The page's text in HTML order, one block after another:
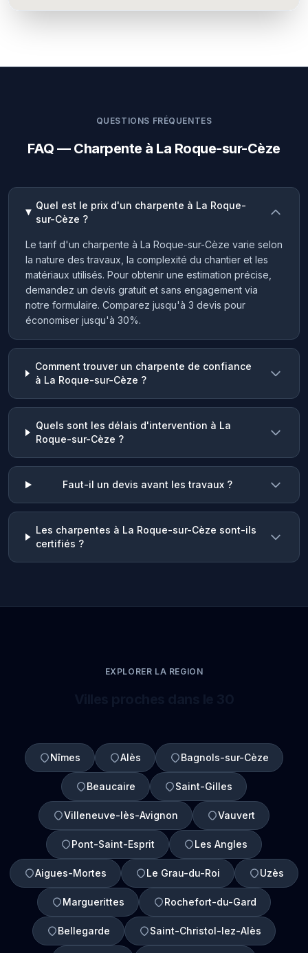
QUESTIONS FRÉQUENTES
FAQ — Charpente à La Roque-sur-Cèze
Quel est le prix d'un charpente à La Roque-
sur-Cèze ?
Le tarif d'un charpente à La Roque-sur-Cèze varie selon
la nature des travaux, la complexité du chantier et les
matériaux utilisés. Pour obtenir une estimation précise,
demandez un devis gratuit et sans engagement via
notre formulaire. Comparez jusqu'à 3 devis pour
économiser jusqu'à 30%.
Comment trouver un charpente de confiance
à La Roque-sur-Cèze ?
Quels sont les délais d'intervention à La
Roque-sur-Cèze ?
Faut-il un devis avant les travaux ?
Les charpentes à La Roque-sur-Cèze sont-ils
certifiés ?
EXPLORER LA REGION
Nîmes Alès Bagnols-sur-Cèze
Beaucaire Saint-Gilles
Villeneuve-lès-Avignon Vauvert
Pont-Saint-Esprit Les Angles
Aigues-Mortes Le Grau-du-Roi Uzès
Marguerittes Rochefort-du-Gard
Bellegarde Saint-Christol-lez-Alès